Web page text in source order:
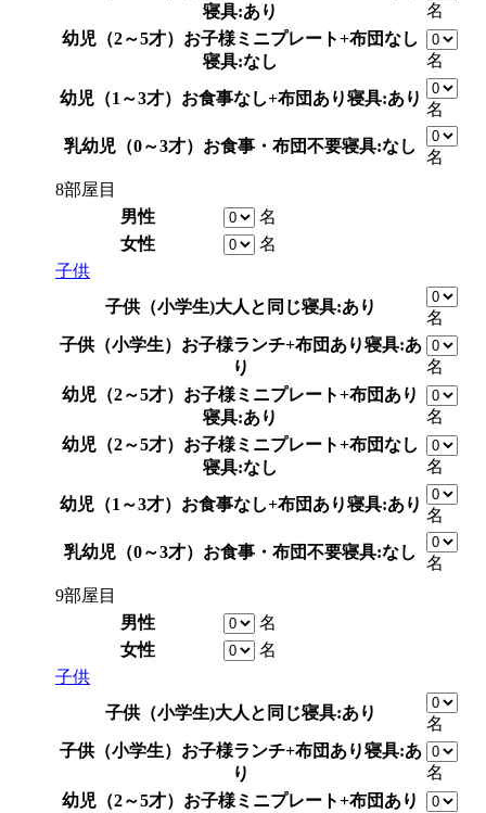
寝具:あり
名
幼児（2～5才） お子様ミニプレート+布団なし
寝具:なし
名
幼児（1～3才） お食事なし+布団あり寝具:あり
名
乳幼児（0～3才） お食事・布団不要寝具:なし
名
8部屋目
男性
名
女性
名
子供
子供（小学生)大人と同じ寝具:あり
名
子供（小学生） お子様ランチ+布団あり寝具:あ
り
名
幼児（2～5才） お子様ミニプレート+布団あり
寝具:あり
名
幼児（2～5才） お子様ミニプレート+布団なし
寝具:なし
名
幼児（1～3才） お食事なし+布団あり寝具:あり
名
乳幼児（0～3才） お食事・布団不要寝具:なし
名
9部屋目
男性
名
女性
名
子供
子供（小学生)大人と同じ寝具:あり
名
子供（小学生） お子様ランチ+布団あり寝具:あ
り
名
幼児（2～5才） お子様ミニプレート+布団あり